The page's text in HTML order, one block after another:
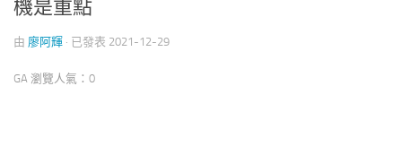
機是重點
由 廖阿輝 · 已發表 2021-12-29
GA 瀏覽人氣：0